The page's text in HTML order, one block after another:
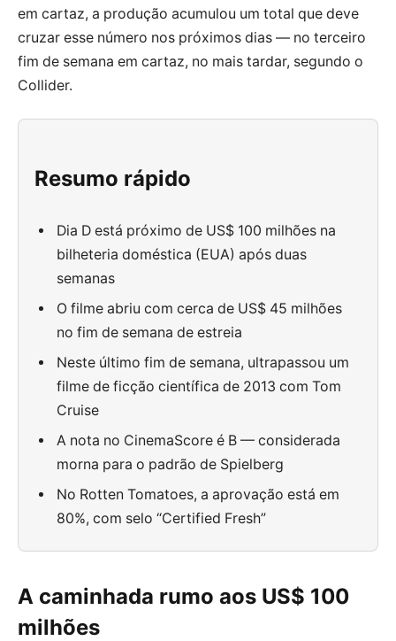
em cartaz, a produção acumulou um total que deve
cruzar esse número nos próximos dias — no terceiro
fim de semana em cartaz, no mais tardar, segundo o
Collider.
Resumo rápido
Dia D está próximo de US$ 100 milhões na
bilheteria doméstica (EUA) após duas
semanas
O filme abriu com cerca de US$ 45 milhões
no fim de semana de estreia
Neste último fim de semana, ultrapassou um
filme de ficção científica de 2013 com Tom
Cruise
A nota no CinemaScore é B — considerada
morna para o padrão de Spielberg
No Rotten Tomatoes, a aprovação está em
80%, com selo “Certified Fresh”
A caminhada rumo aos US$ 100
milhões